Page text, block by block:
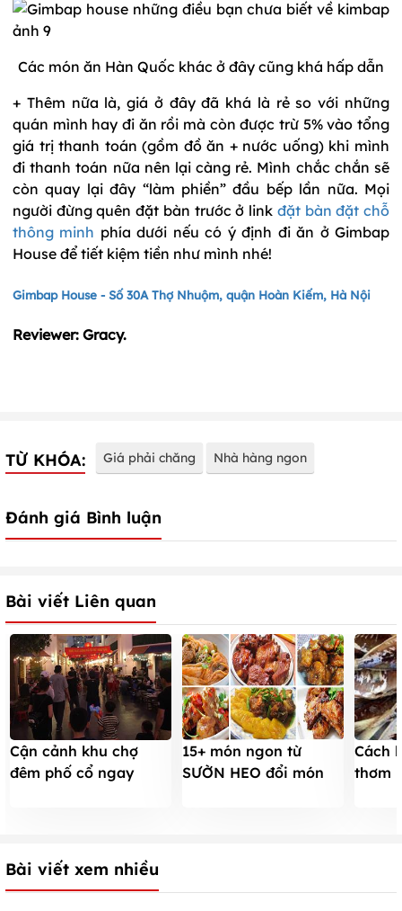
Các món ăn Hàn Quốc khác ở đây cũng khá hấp dẫn
+ Thêm nữa là, giá ở đây đã khá là rẻ so với những
quán mình hay đi ăn rồi mà còn được trừ 5% vào tổng
giá trị thanh toán (gồm đồ ăn + nước uống) khi mình
đi thanh toán nữa nên lại càng rẻ. Mình chắc chắn sẽ
còn quay lại đây “làm phiền” đầu bếp lần nữa. Mọi
người đừng quên đặt bàn trước ở link đặt bàn đặt chỗ
thông minh phía dưới nếu có ý định đi ăn ở Gimbap
House để tiết kiệm tiền như mình nhé!
Gimbap House - Số 30A Thợ Nhuộm, quận Hoàn Kiếm, Hà Nội
Reviewer: Gracy.
TỪ KHÓA: Giá phải chăng Nhà hàng ngon
Đánh giá Bình luận
Bài viết Liên quan
Cận cảnh khu chợ
đêm phố cổ ngay
15+ món ngon từ
SƯỜN HEO đổi món
Cách
thơm
Bài viết xem nhiều